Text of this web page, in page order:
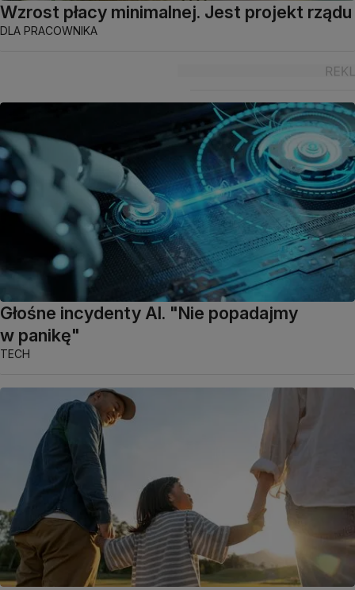
Wzrost płacy minimalnej. Jest projekt rządu
DLA PRACOWNIKA
Głośne incydenty AI. "Nie popadajmy
w panikę"
TECH